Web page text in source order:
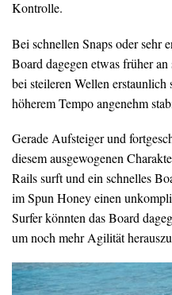
Kontrolle.
Bei schnellen Snaps oder sehr
Board dagegen etwas früher
bei steileren Wellen
höherem Tempo angenehm
Gerade Aufsteiger und
diesem ausgewogenen
Rails surft und ein schnelles
im Spun Honey einen
Surfer könnten das Board
um noch mehr Agilität